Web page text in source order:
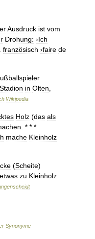
Ausdruck ist vom
Drohung: ›Ich
französisch ›faire de
Stadion in Olten
Wikipedia
Holz (das als
. * * *
mache Kleinholz
(Scheite)
etwas zu Kleinholz
Synonyme